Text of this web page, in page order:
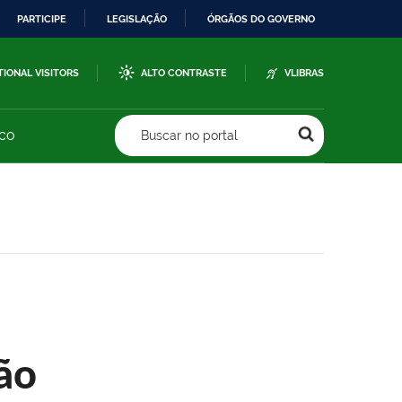
PARTICIPE LEGISLAÇÃO ÓRGÃOS DO GOVERNO
VISITORS ALTO CONTRASTE VLIBRAS
Buscar no portal